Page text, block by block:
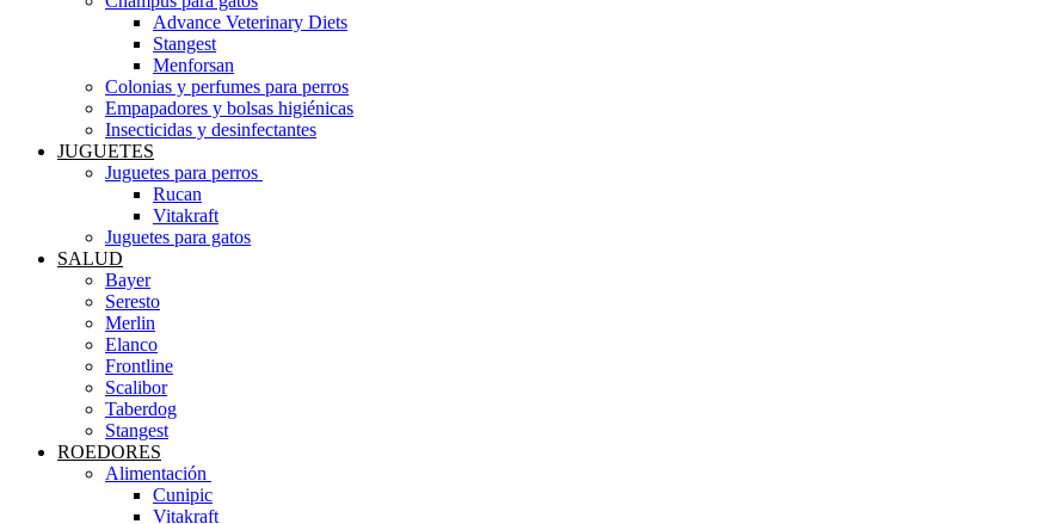
Advance Veterinary Diets
Stangest
Menforsan
Colonias y perfumes para perros
Empapadores y bolsas higiénicas
Insecticidas y desinfectantes
JUGUETES
Juguetes para perros ​
Rucan
Vitakraft
Juguetes para gatos
SALUD
Bayer
Seresto
Merlin
Elanco
Frontline
Scalibor
Taberdog
Stangest
ROEDORES
Alimentación ​
Cunipic
Vitakraft